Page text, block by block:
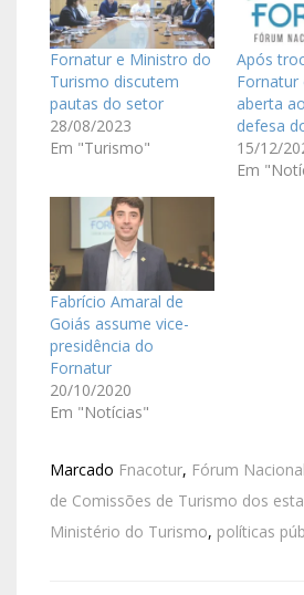
Fornatur e Ministro do
Turismo discutem
pautas do setor
28/08/2023
Em "Turismo"
Após
Fornatur
aberta
defesa
15/12/
Em
Fabrício Amaral de
Goiás assume vice-
presidência do
Fornatur
20/10/2020
Em "Notícias"
Marcado Fnacotur, Fórum
de Comissões de Turismo dos
Ministério do Turismo, políticas